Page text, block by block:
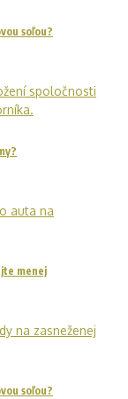
soľou?
menej
soľou?